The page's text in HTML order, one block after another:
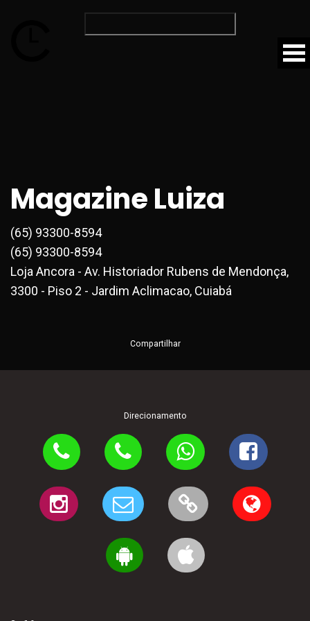
Magazine Luiza
(65) 93300-8594
(65) 93300-8594
Loja Ancora - Av. Historiador Rubens de Mendonça,
3300 - Piso 2 - Jardim Aclimacao, Cuiabá
Compartilhar
Direcionamento